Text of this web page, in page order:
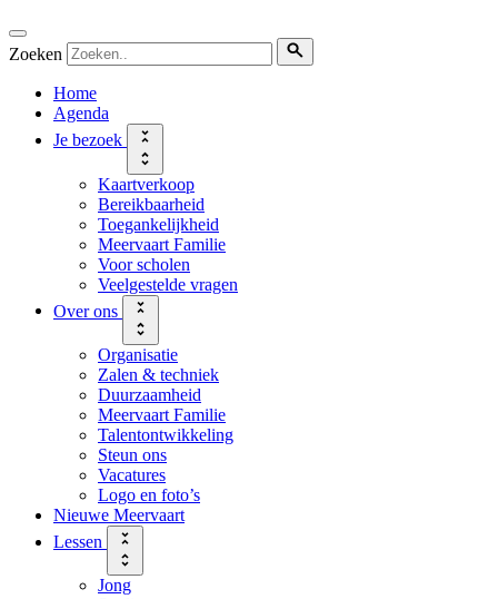
Zoeken
Home
Agenda
Je bezoek
Kaartverkoop
Bereikbaarheid
Toegankelijkheid
Meervaart Familie
Voor scholen
Veelgestelde vragen
Over ons
Organisatie
Zalen & techniek
Duurzaamheid
Meervaart Familie
Talentontwikkeling
Steun ons
Vacatures
Logo en foto’s
Nieuwe Meervaart
Lessen
Jong